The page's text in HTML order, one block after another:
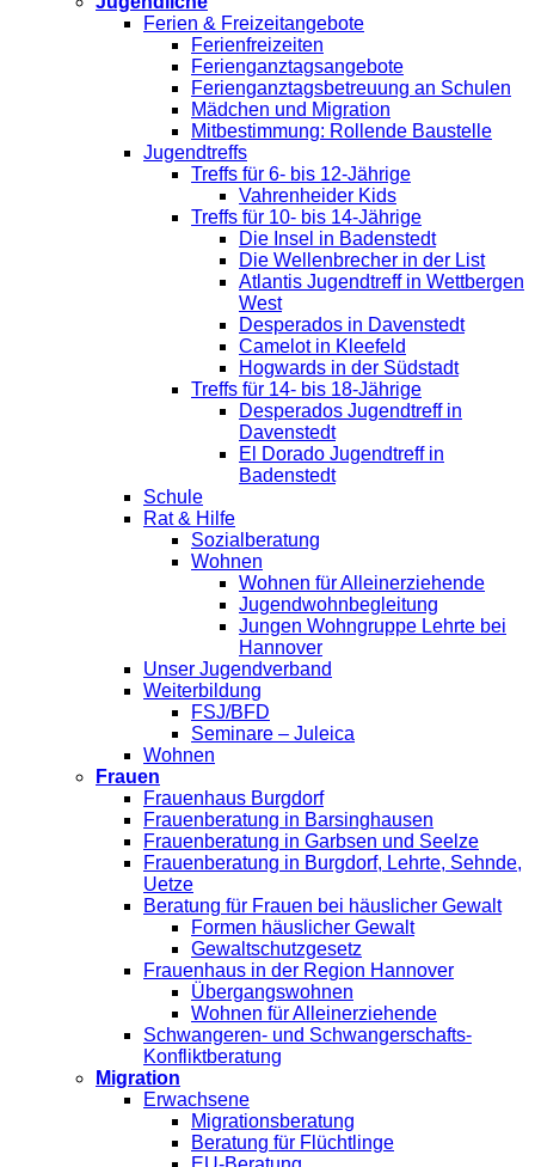
Ferien & Freizeitangebote
Ferienfreizeiten
Ferienganztagsangebote
Ferienganztagsbetreuung an Schulen
Mädchen und Migration
Mitbestimmung: Rollende Baustelle
Jugendtreffs
Treffs für 6- bis 12-Jährige
Vahrenheider Kids
Treffs für 10- bis 14-Jährige
Die Insel in Badenstedt
Die Wellenbrecher in der List
Atlantis Jugendtreff in Wettbergen
West
Desperados in Davenstedt
Camelot in Kleefeld
Hogwards in der Südstadt
Treffs für 14- bis 18-Jährige
Desperados Jugendtreff in
Davenstedt
El Dorado Jugendtreff in
Badenstedt
Schule
Rat & Hilfe
Sozialberatung
Wohnen
Wohnen für Alleinerziehende
Jugendwohnbegleitung
Jungen Wohngruppe Lehrte bei
Hannover
Unser Jugendverband
Weiterbildung
FSJ/BFD
Seminare – Juleica
Wohnen
Frauen
Frauenhaus Burgdorf
Frauenberatung in Barsinghausen
Frauenberatung in Garbsen und Seelze
Frauenberatung in Burgdorf, Lehrte, Sehnde,
Uetze
Beratung für Frauen bei häuslicher Gewalt
Formen häuslicher Gewalt
Gewaltschutzgesetz
Frauenhaus in der Region Hannover
Übergangswohnen
Wohnen für Alleinerziehende
Schwangeren- und Schwangerschafts-
Konfliktberatung
Migration
Erwachsene
Migrationsberatung
Beratung für Flüchtlinge